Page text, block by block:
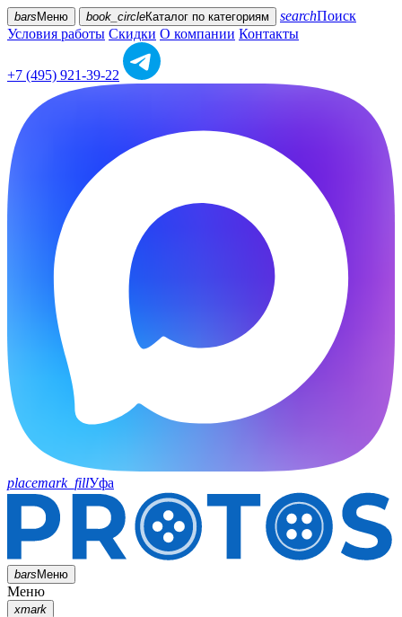
bars Меню book_circleКаталог по категориям searchПоиск
Условия работы Скидки О компании Контакты
+7 (495) 921-39-22
placemark_fillУфа
barsМеню
Меню
xmark